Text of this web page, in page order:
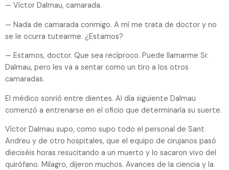
— Víctor Dalmau, camarada.
— Nada de camarada conmigo. A mí me trata de doctor y no
se le ocurra tutearme. ¿Estamos?
— Estamos, doctor. Que sea recíproco. Puede llamarme Sr.
Dalmau, pero les va a sentar como un tiro a los otros
camaradas.
El médico sonrió entre dientes. Al día siguiente Dalmau
comenzó a entrenarse en el oficio que determinaría su suerte.
Víctor Dalmau supo, como supo todo el personal de Sant
Andreu y de otro hospitales, que el equipo de cirujanos pasó
dieciséis horas resucitando a un muerto y lo sacaron vivo del
quirófano. Milagro, dijeron muchos. Avances de la ciencia y la